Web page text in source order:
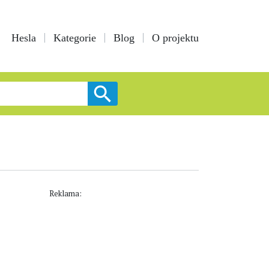
Hesla Kategorie Blog O projektu
Reklama: